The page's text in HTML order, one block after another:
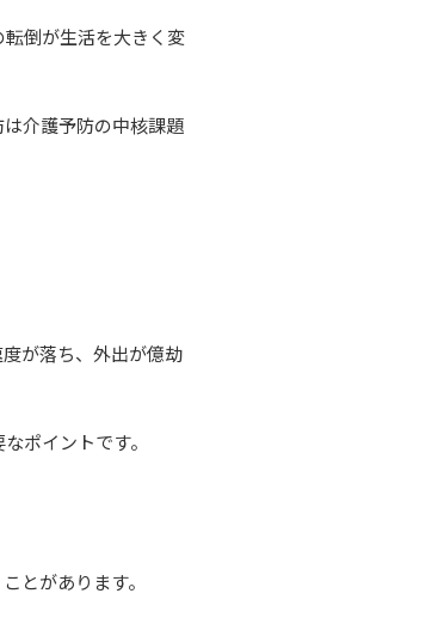
転倒が生活を大きく変
介護予防の中核課題
が落ち、外出が億劫
ポイントです。
とがあります。